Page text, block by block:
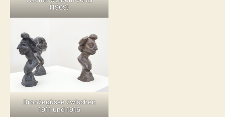
(1909)
Bronzegüsse zwischen
1911 und 1916